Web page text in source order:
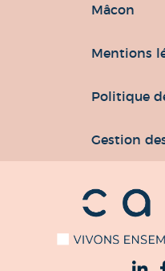
Mâcon
Mentions
Politique
Gestion